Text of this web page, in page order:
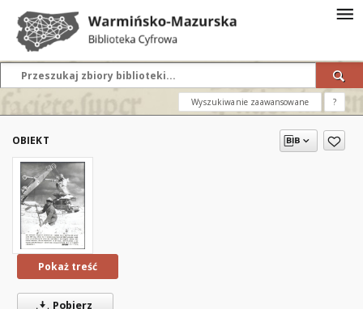
Wyszukiwanie zaawansowane ?
OBIEKT
Pokaż treść
Pobierz